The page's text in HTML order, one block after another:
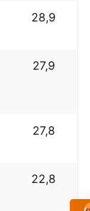
28,9
27,9
27,8
22,8